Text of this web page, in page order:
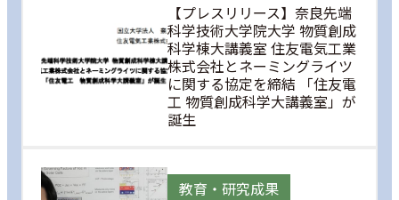
【プレスリリース】奈良先端
科学技術大学院大学 物質創成
科学棟大講義室 住友電気工業
株式会社とネーミングライツ
に関する協定を締結 「住友電
工 物質創成科学大講義室」が
誕生
教育・研究成果